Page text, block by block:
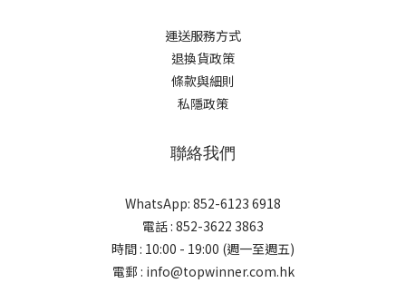
運送服務方式
退換貨政策
條款與細則
私隱政策
聯絡我們
WhatsApp: 852-6123 6918
電話 : 852-3622 3863
時間 : 10:00 - 19:00 (週一至週五)
電郵 : info@topwinner.com.hk